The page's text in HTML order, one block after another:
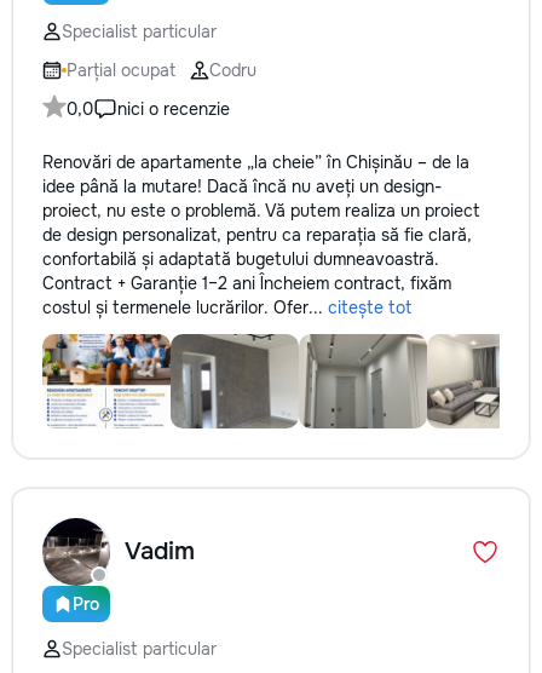
reparație veți rămâne cu schema
comunicațiilor ascunse și
fotografiile tuturor etapelor
importante. Curățenie
profesională Predăm
pentru locuit – curat, fără praf și
fără deșeuri de construcție.
Prețuri orientative pentru
materiale: Prețurile depind de țara
producătorului, brand, colecție și
categoria produsului. Gresie
porțelanată – de la 350–800+
lei/m² Laminat – de la 180–450+
lei/m² Materiale pentru lucrări
brute – de la 1 500–2 500 lei/m²
de apartament Uși interioare – de
la 2 500–7 000+ lei/set Tavan
dumneavoastră! Realizăm
interiorul cât mai aproape posibil
de proiectul de design, cu atenție
la fiecare detaliu. Contactați-ne
pentru o consultație gratuită și un
deviz fără obligații: 069 376 542
+373 603 31 178 Viber | WhatsApp
| Telegram Disponibili zilnic pentru
Specialist particular
Parțial ocupat
Codru
0,0
nici o recenzie
Renovări de apartamente „la cheie” în Chișinău – de la
idee până la mutare! Dacă încă nu aveți un design-
proiect, nu este o problemă. Vă putem realiza un proiect
de design personalizat, pentru ca reparația să fie clară,
confortabilă și adaptată bugetului dumneavoastră.
Contract + Garanție 1–2 ani Încheiem contract, fixăm
costul și termenele lucrărilor. Ofer... citește tot
Pro
Vadim
Specialist particular